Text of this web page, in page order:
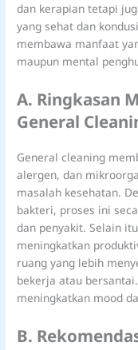
dan kerapian tetapi
yang sehat dan
membawa manfaat
maupun mental
A. Ringkasan
General
General cleaning
alergen, dan
masalah kesehatan.
bakteri, proses ini
dan penyakit. Selain
meningkatkan
ruang yang lebih
bekerja atau
meningkatkan mood
B.